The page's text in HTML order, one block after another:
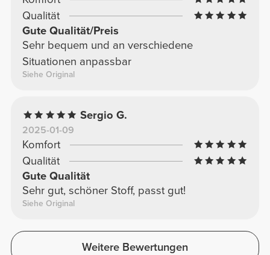
Qualität
Gute Qualität/Preis
Sehr bequem und an verschiedene
Situationen anpassbar
Siehe Original
Sergio G.
2025-01-09
Komfort
Qualität
Gute Qualität
Sehr gut, schöner Stoff, passt gut!
Siehe Original
Weitere Bewertungen